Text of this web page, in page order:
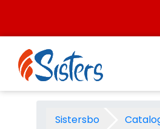
Adesivo 3M
Sistersbo